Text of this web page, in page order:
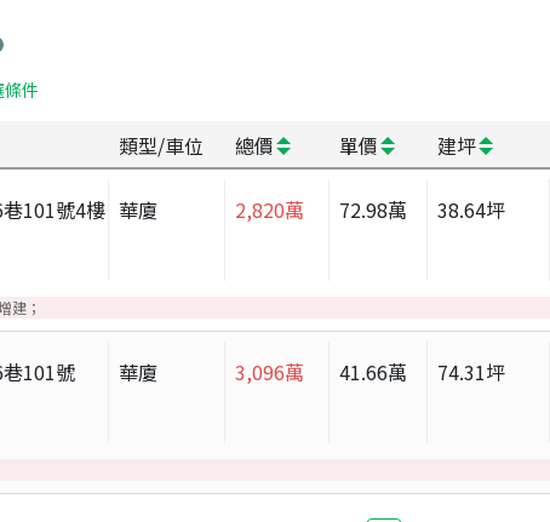
件
類型/車位 總價 單價 建坪
101號4樓 華廈 2,820萬 72.98萬 38.64坪
建；
101號 華廈 3,096萬 41.66萬 74.31坪